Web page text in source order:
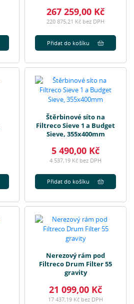
267 259,00 Kč
220 875,21 Kč bez DPH
Přidat do košíku
Štěrbinové síto na
Filtreco Sieve 1 a Budget
Sieve, 355x400mm
5 490,00 Kč
4 537,19 Kč bez DPH
Přidat do košíku
Nerezový rám pod
Filtreco Drum Filter 55
gravity
21 099,00 Kč
17 437,19 Kč bez DPH